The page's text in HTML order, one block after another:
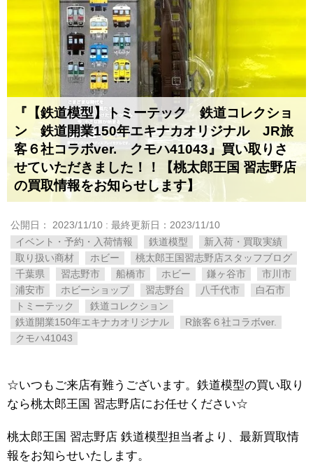
『【鉄道模型】トミーテック 鉄道コレクショ
ン 鉄道開業150年エキナカオリジナル JR旅
客６社コラボver. クモハ41043』買い取りさ
せていただきました！！【桃太郎王国 習志野店
の買取情報をお知らせします】
公開日： 2023/11/10 : 最終更新日：2023/11/10
イベント・予約・入荷情報
鉄道模型
新入荷・買取実績
取り扱い商材
ホビー
桃太郎王国習志野店スタッフブログ
千葉県
習志野市 船橋市 ホビー 鎌ヶ谷市
市川市
浦安市
ホビーショップ 習志野台 八千代市
白石市
トミーテック
鉄道コレクション
鉄道開業150年エキナカオリジナル
R旅客６社コラボver.
クモハ41043
☆いつもご来店有難うございます。鉄道模型の買い取り
なら桃太郎王国 習志野店にお任せください☆
桃太郎王国 習志野店 鉄道模型担当者より、最新買取情
報をお知らせいたします。